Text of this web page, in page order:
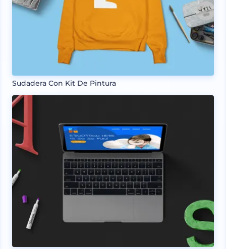
Sudadera Con Kit De Pintura